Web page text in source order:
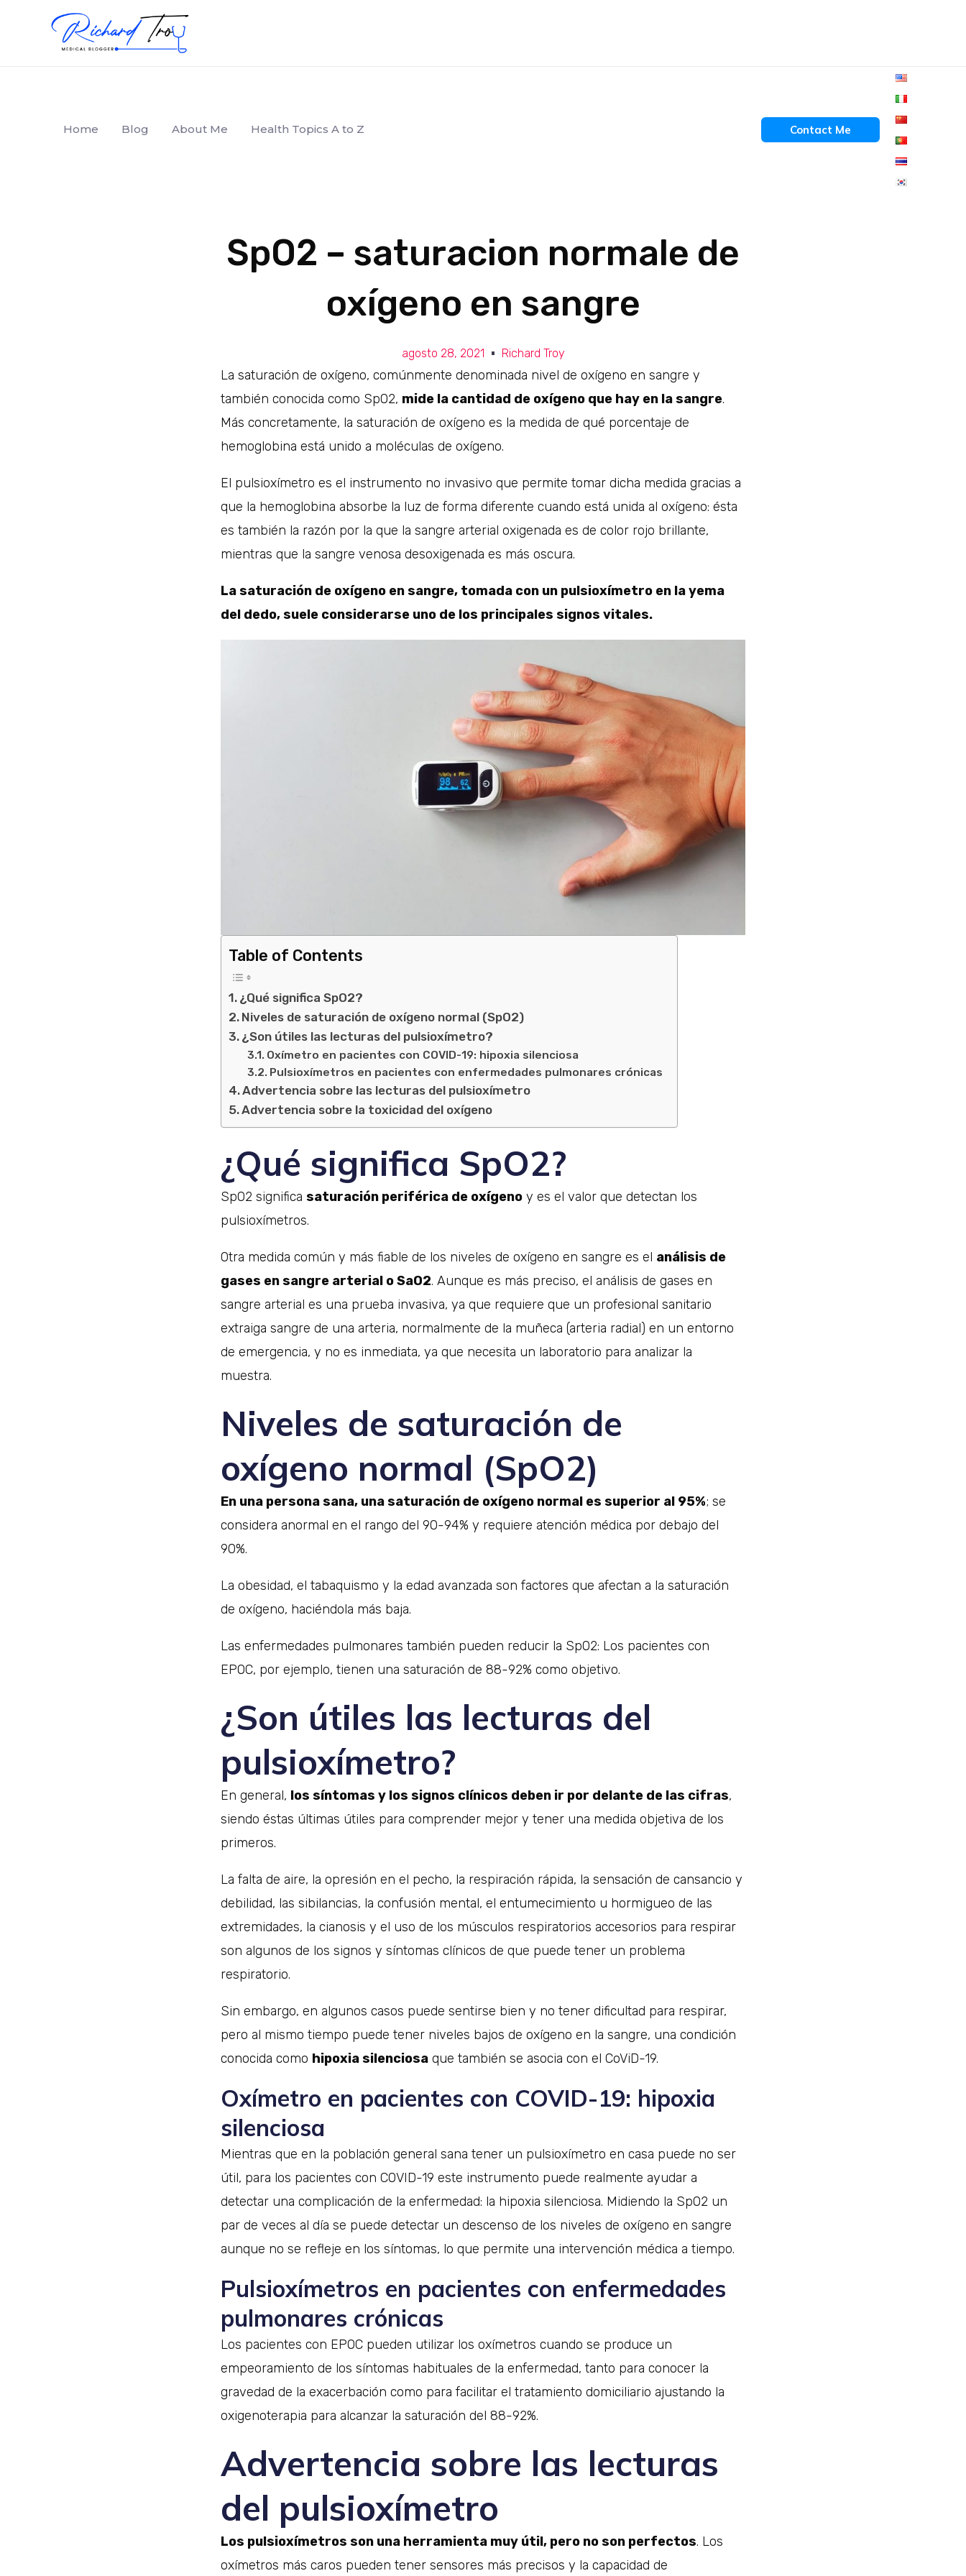
Home Blog About Me Health Topics A to Z Contact Me
SpO2 – saturacion normale de
oxígeno en sangre
agosto 28, 2021 Richard Troy
La saturación de oxígeno, comúnmente denominada nivel de oxígeno en sangre y
también conocida como SpO2, mide la cantidad de oxígeno que hay en la sangre.
Más concretamente, la saturación de oxígeno es la medida de qué porcentaje de
hemoglobina está unido a moléculas de oxígeno.
El pulsioxímetro es el instrumento no invasivo que permite tomar dicha medida gracias a
que la hemoglobina absorbe la luz de forma diferente cuando está unida al oxígeno: ésta
es también la razón por la que la sangre arterial oxigenada es de color rojo brillante,
mientras que la sangre venosa desoxigenada es más oscura.
La saturación de oxígeno en sangre, tomada con un pulsioxímetro en la yema
del dedo, suele considerarse uno de los principales signos vitales.
Table of Contents
¿Qué significa SpO2?
Niveles de saturación de oxígeno normal (SpO2)
¿Son útiles las lecturas del pulsioxímetro?
Oxímetro en pacientes con COVID-19: hipoxia silenciosa
Pulsioxímetros en pacientes con enfermedades pulmonares crónicas
Advertencia sobre las lecturas del pulsioxímetro
Advertencia sobre la toxicidad del oxígeno
¿Qué significa SpO2?
SpO2 significa saturación periférica de oxígeno y es el valor que detectan los
pulsioxímetros.
Otra medida común y más fiable de los niveles de oxígeno en sangre es el análisis de
gases en sangre arterial o SaO2. Aunque es más preciso, el análisis de gases en
sangre arterial es una prueba invasiva, ya que requiere que un profesional sanitario
extraiga sangre de una arteria, normalmente de la muñeca (arteria radial) en un entorno
de emergencia, y no es inmediata, ya que necesita un laboratorio para analizar la
muestra.
Niveles de saturación de
oxígeno normal (SpO2)
En una persona sana, una saturación de oxígeno normal es superior al 95%; se
considera anormal en el rango del 90-94% y requiere atención médica por debajo del
90%.
La obesidad, el tabaquismo y la edad avanzada son factores que afectan a la saturación
de oxígeno, haciéndola más baja.
Las enfermedades pulmonares también pueden reducir la SpO2: Los pacientes con
EPOC, por ejemplo, tienen una saturación de 88-92% como objetivo.
¿Son útiles las lecturas del
pulsioxímetro?
En general, los síntomas y los signos clínicos deben ir por delante de las cifras,
siendo éstas últimas útiles para comprender mejor y tener una medida objetiva de los
primeros.
La falta de aire, la opresión en el pecho, la respiración rápida, la sensación de cansancio y
debilidad, las sibilancias, la confusión mental, el entumecimiento u hormigueo de las
extremidades, la cianosis y el uso de los músculos respiratorios accesorios para respirar
son algunos de los signos y síntomas clínicos de que puede tener un problema
respiratorio.
Sin embargo, en algunos casos puede sentirse bien y no tener dificultad para respirar,
pero al mismo tiempo puede tener niveles bajos de oxígeno en la sangre, una condición
conocida como hipoxia silenciosa que también se asocia con el CoViD-19.
Oxímetro en pacientes con COVID-19: hipoxia
silenciosa
Mientras que en la población general sana tener un pulsioxímetro en casa puede no ser
útil, para los pacientes con COVID-19 este instrumento puede realmente ayudar a
detectar una complicación de la enfermedad: la hipoxia silenciosa. Midiendo la SpO2 un
par de veces al día se puede detectar un descenso de los niveles de oxígeno en sangre
aunque no se refleje en los síntomas, lo que permite una intervención médica a tiempo.
Pulsioxímetros en pacientes con enfermedades
pulmonares crónicas
Los pacientes con EPOC pueden utilizar los oxímetros cuando se produce un
empeoramiento de los síntomas habituales de la enfermedad, tanto para conocer la
gravedad de la exacerbación como para facilitar el tratamiento domiciliario ajustando la
oxigenoterapia para alcanzar la saturación del 88-92%.
Advertencia sobre las lecturas
del pulsioxímetro
Los pulsioxímetros son una herramienta muy útil, pero no son perfectos. Los
oxímetros más caros pueden tener sensores más precisos y la capacidad de